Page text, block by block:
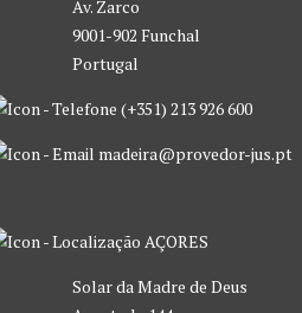
Av. Zarco
9001-902 Funchal
Portugal
(+351) 213 926 600
madeira@provedor-jus.pt
AÇORES
Solar da Madre de Deus